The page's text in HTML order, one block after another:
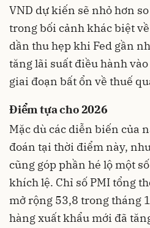
VND dự kiến sẽ nhỏ hơn
trong bối cảnh khác biệt
dần thu hẹp khi Fed gần
tăng lãi suất điều hành
giai đoạn bất ổn về thuế
Điểm tựa cho 2026
Mặc dù các diễn biến của
đoán tại thời điểm này,
cũng góp phần hé lộ một
khích lệ. Chỉ số PMI tổng
mở rộng 53,8 trong tháng
hàng xuất khẩu mới đã